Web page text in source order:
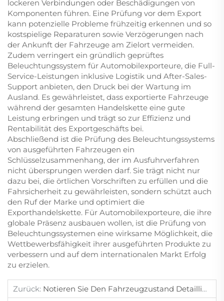
lockeren Verbindungen oder Beschädigungen von
Komponenten führen. Eine Prüfung vor dem Export
kann potenzielle Probleme frühzeitig erkennen und so
kostspielige Reparaturen sowie Verzögerungen nach
der Ankunft der Fahrzeuge am Zielort vermeiden.
Zudem verringert ein gründlich geprüftes
Beleuchtungssystem für Automobilexporteure, die Full-
Service-Leistungen inklusive Logistik und After-Sales-
Support anbieten, den Druck bei der Wartung im
Ausland. Es gewährleistet, dass exportierte Fahrzeuge
während der gesamten Handelskette eine gute
Leistung erbringen und trägt so zur Effizienz und
Rentabilität des Exportgeschäfts bei.
Abschließend ist die Prüfung des Beleuchtungssystems
von ausgeführten Fahrzeugen ein
Schlüsselzusammenhang, der im Ausfuhrverfahren
nicht übersprungen werden darf. Sie trägt nicht nur
dazu bei, die örtlichen Vorschriften zu erfüllen und die
Fahrsicherheit zu gewährleisten, sondern schützt auch
den Ruf der Marke und optimiert die
Exporthandelskette. Für Automobilexporteure, die ihre
globale Präsenz ausbauen wollen, ist die Prüfung von
Beleuchtungssystemen eine wirksame Möglichkeit, die
Wettbewerbsfähigkeit ihrer ausgeführten Produkte zu
verbessern und auf dem internationalen Markt Erfolg
zu erzielen.
Zurück: Notieren Sie Den Fahrzeugzustand Detailliert Vor Dem Versand Für Den Export.